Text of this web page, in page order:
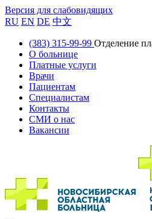
Версия для слабовидящих
RU EN DE 中文
(383) 315-99-99 Отделение
О больнице
Платные услуги
Врачи
Пациентам
Специалистам
Контакты
СМИ о нас
Вакансии